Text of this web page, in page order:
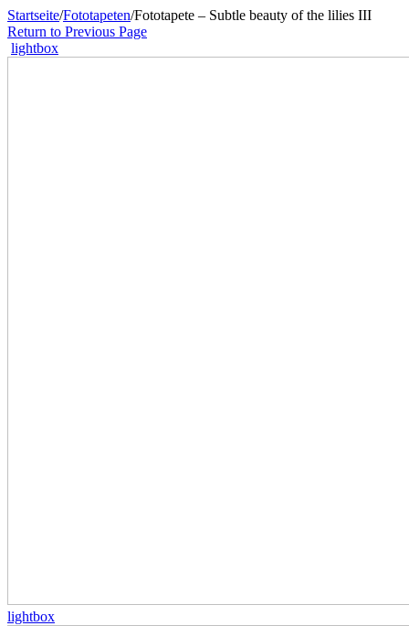
Startseite/Fototapeten/Fototapete – Subtle beauty of the lilies III
Return to Previous Page
lightbox
lightbox